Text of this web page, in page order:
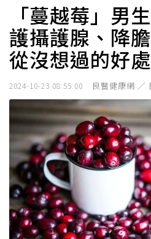
「蔓越莓」男
護攝護腺、降
從沒想過的好處
2024-10-23 08:55:00 良醫健康網 ／